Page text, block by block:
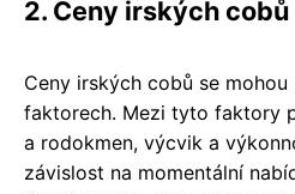
2. Ceny irských cobů
Ceny irských cobů se
faktorech. Mezi tyto faktory
a rodokmen, výcvik a
závislost na momentální